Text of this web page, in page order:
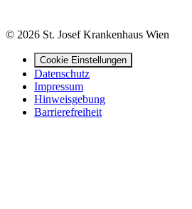
© 2026 St. Josef Krankenhaus Wien
Cookie Einstellungen
Datenschutz
Impressum
Hinweisgebung
Barrierefreiheit